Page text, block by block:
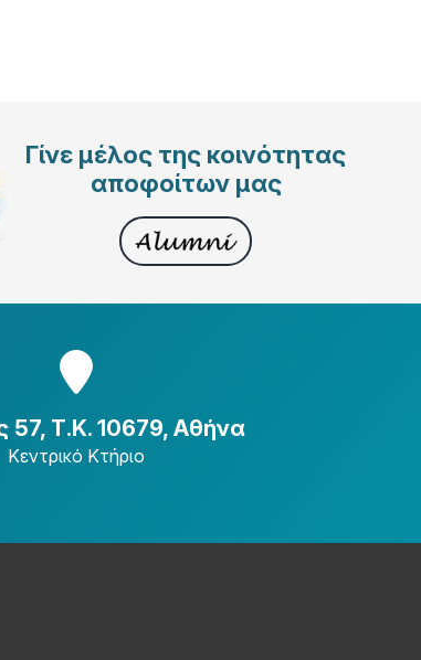
Γίνε μέλος της κοινότητας
αποφοίτων μας
57, Τ.Κ. 10679, Αθήνα
Κεντρικό Κτήριο